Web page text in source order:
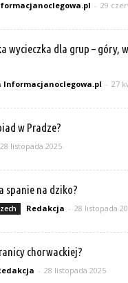
- 29
wycieczka dla grup – góry,
Informacjanoclegowa.pl - 27
w Pradze?
28 listopada 2025
spanie na dziko?
Redakcja - 28 listopada
chorwackiej?
- 28 listopada 2025